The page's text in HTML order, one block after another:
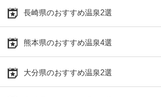
長崎県のおすすめ温泉2選
熊本県のおすすめ温泉4選
大分県のおすすめ温泉2選